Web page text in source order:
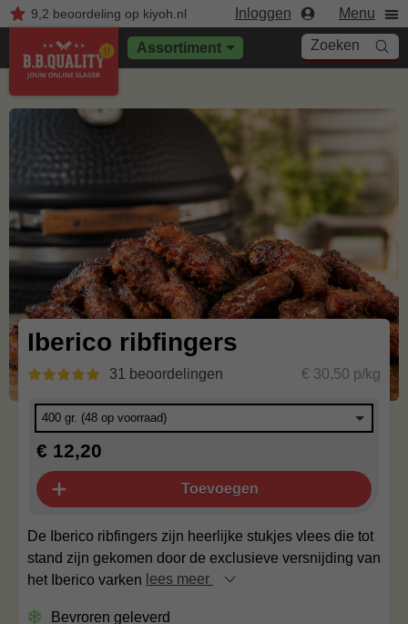
9,2 beoordelingop kiyoh.nl Inloggen Menu
Assortiment Zoeken
Iberico ribfingers
31 beoordelingen € 30,50 p/kg
De Iberico ribfingers zijn heerlijke stukjes vlees die tot
stand zijn gekomen door de exclusieve versnijding van
het Iberico varken lees meer
Bevroren geleverd
€ 12,20
Toevoegen